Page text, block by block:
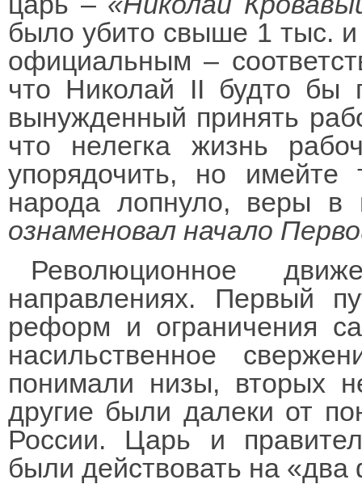
было убито свыше 1 тыс.
официальным –
что Николай II будто бы
вынужденный принять
что нелегка жизнь
упорядочить, но имейте
народа лопнуло, веры
ознаменовал начало
Революционное
направлениях. Первый
реформ и ограничения
насильственное
понимали низы, вторых
другие были далеки от
России. Царь и
были действовать на «два